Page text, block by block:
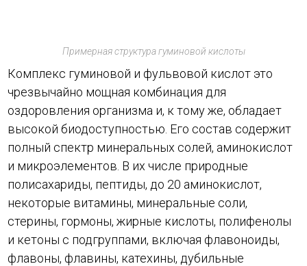
Примерная структура гуминовой кислоты
Комплекс гуминовой и фульвовой кислот это
чрезвычайно мощная комбинация для
оздоровления организма и, к тому же, обладает
высокой биодоступностью. Его состав содержит
полный спектр минеральных солей, аминокислот
и микроэлементов. В их числе природные
полисахариды, пептиды, до 20 аминокислот,
некоторые витамины, минеральные соли,
стерины, гормоны, жирные кислоты, полифенолы
и кетоны с подгруппами, включая флавоноиды,
флавоны, флавины, катехины, дубильные